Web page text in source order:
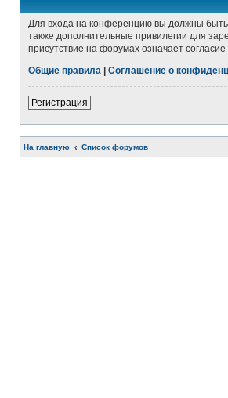
Для входа на конференцию вы должны быть
также дополнительные привилегии для
присутствие на форумах означает
Общие правила
Соглашение о
Регистрация
На главную Список форумов